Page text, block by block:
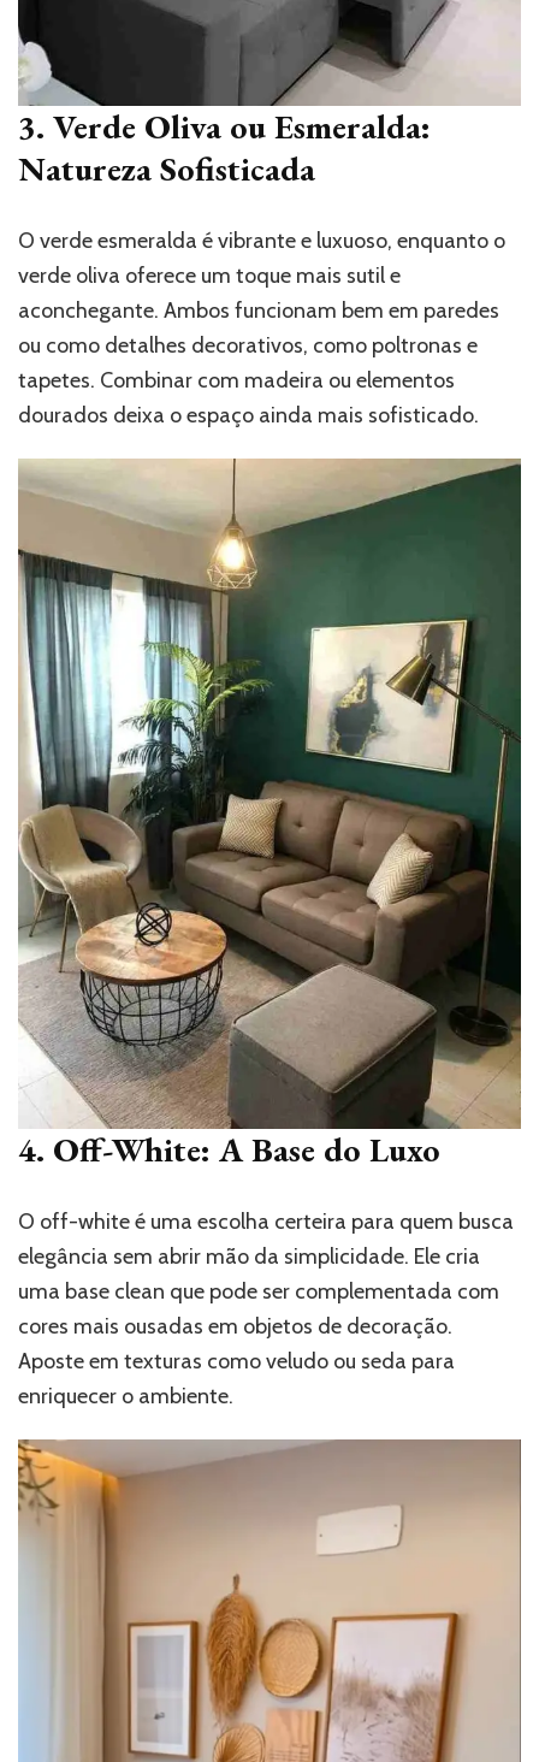
3. Verde Oliva ou Esmeralda:
Natureza Sofisticada
O verde esmeralda é vibrante e luxuoso, enquanto o
verde oliva oferece um toque mais sutil e
aconchegante. Ambos funcionam bem em paredes
ou como detalhes decorativos, como poltronas e
tapetes. Combinar com madeira ou elementos
dourados deixa o espaço ainda mais sofisticado.
4. Off-White: A Base do Luxo
O off-white é uma escolha certeira para quem busca
elegância sem abrir mão da simplicidade. Ele cria
uma base clean que pode ser complementada com
cores mais ousadas em objetos de decoração.
Aposte em texturas como veludo ou seda para
enriquecer o ambiente.